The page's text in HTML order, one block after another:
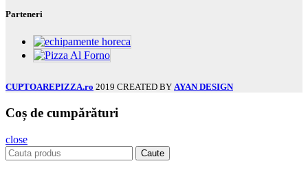
Parteneri
CUPTOAREPIZZA.ro 2019 CREATED BY AYAN DESIGN
Coș de cumpărături
close
Caute